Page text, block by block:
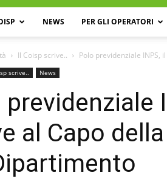
NEWS PER GLI OPERATORI
Il Coisp scrive.. Polo previdenziale INPS,
scrive.. News
al Capo